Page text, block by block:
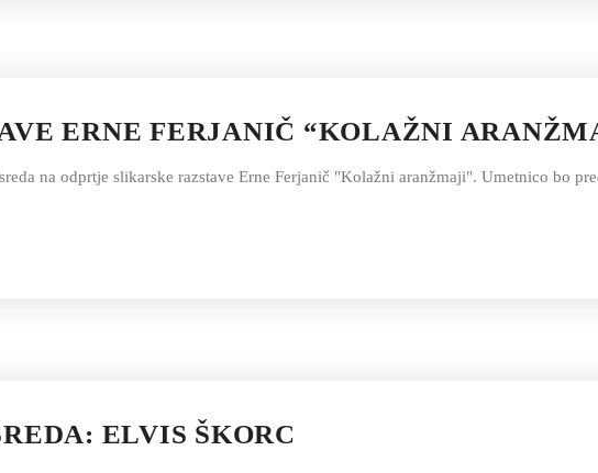
ERNE FERJANIČ “KOLAŽNI
na odprtje slikarske razstave Erne Ferjanič "Kolažni aranžmaji". Umetnico bo
ELVIS ŠKORC